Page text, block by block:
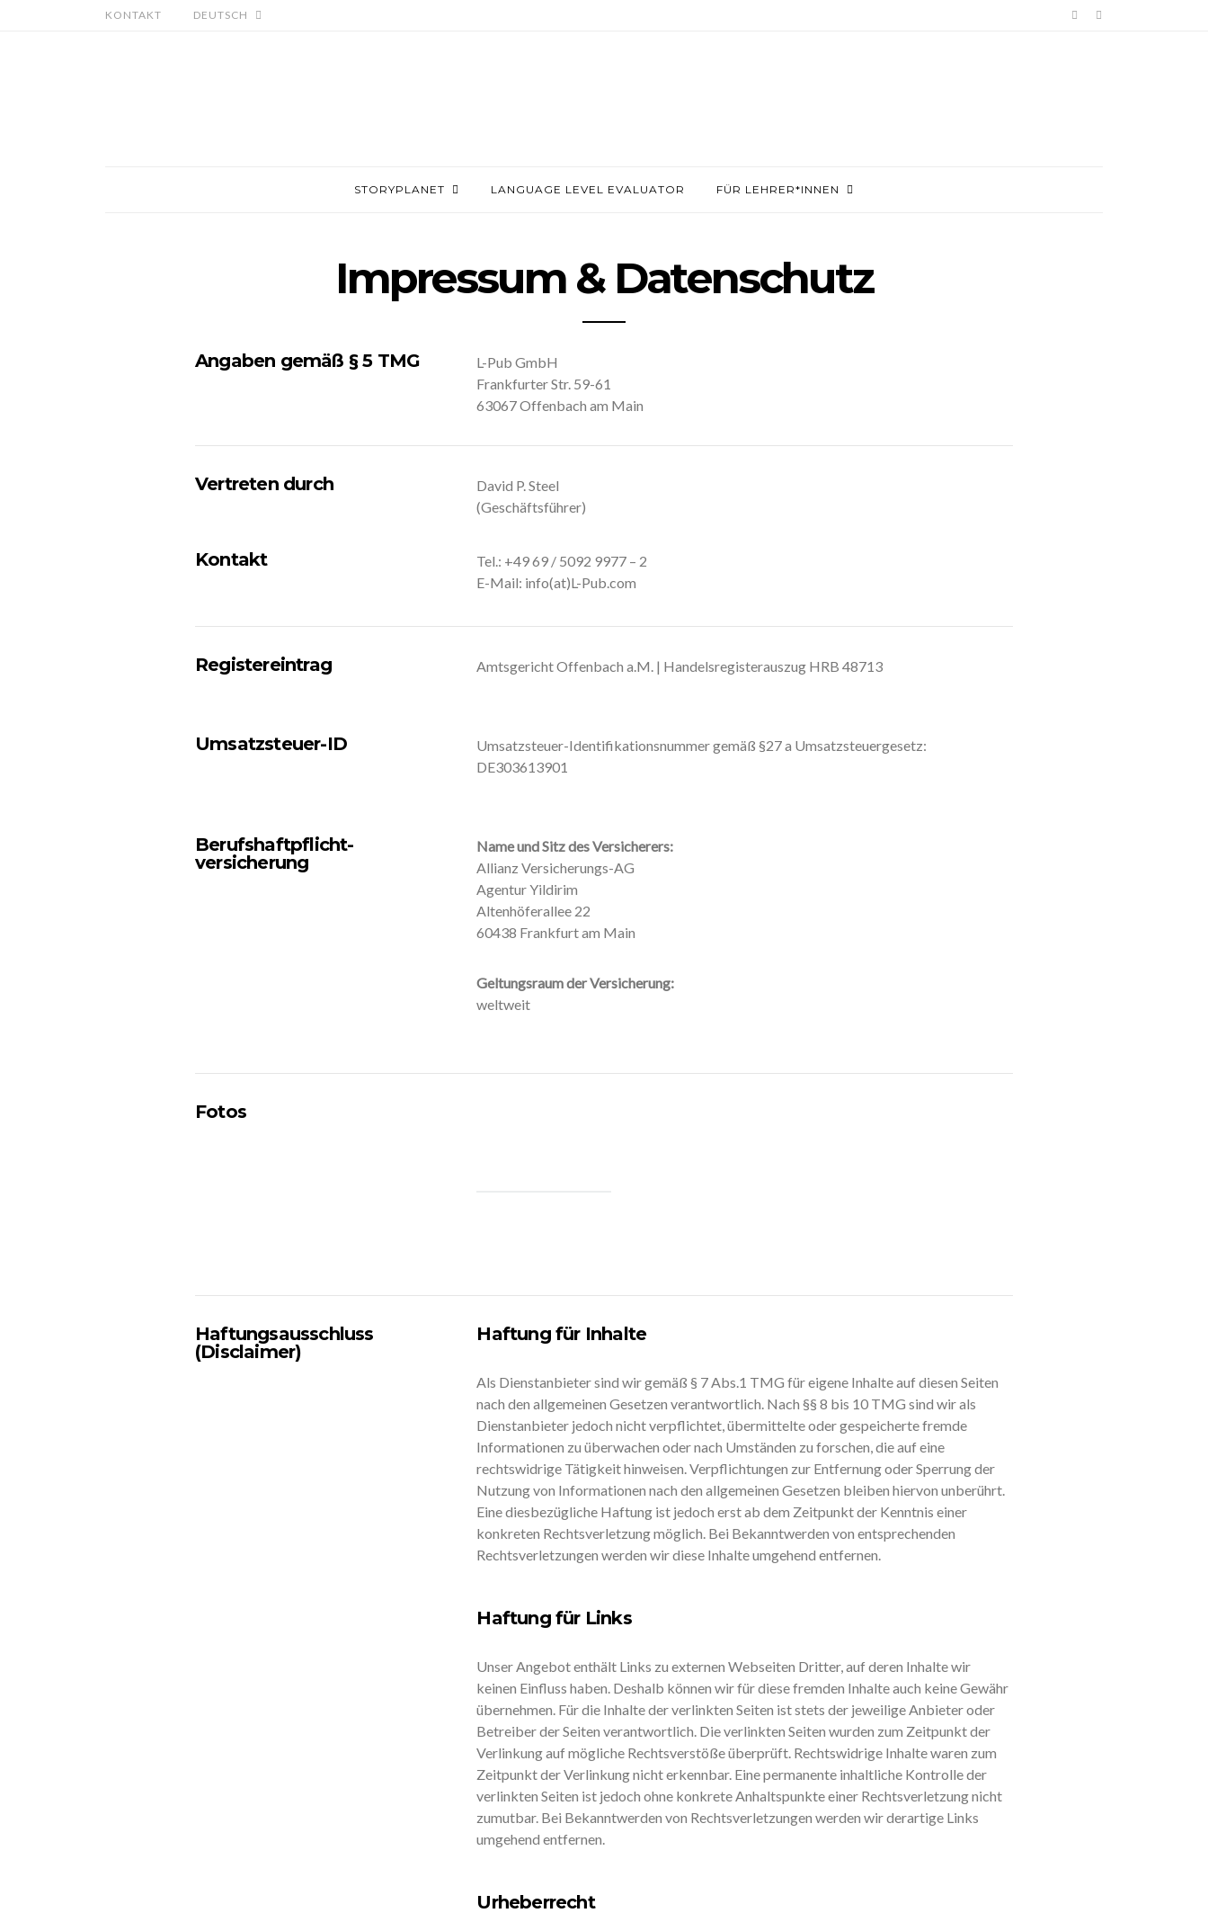
KONTAKT DEUTSCH
STORYPLANET LANGUAGE LEVEL EVALUATOR FÜR LEHRER*INNEN
Impressum & Datenschutz
Angaben gemäß § 5 TMG
L-Pub GmbH
Frankfurter Str. 59-61
63067 Offenbach am Main
Vertreten durch
David P. Steel
(Geschäftsführer)
Kontakt
Tel.: +49 69 / 5092 9977 – 2
E-Mail: info(at)L-Pub.com
Registereintrag Amtsgericht Offenbach a.M. | Handelsregisterauszug HRB 48713
Umsatzsteuer-ID
Umsatzsteuer-Identifikationsnummer gemäß §27 a Umsatzsteuergesetz:
DE303613901
Berufshaftpflicht-
versicherung
Name und Sitz des Versicherers:
Allianz Versicherungs-AG
Agentur Yildirim
Altenhöferallee 22
60438 Frankfurt am Main
Geltungsraum der Versicherung:
weltweit
Fotos
Haftungsausschluss
(Disclaimer)
Haftung für Inhalte
Als Dienstanbieter sind wir gemäß § 7 Abs.1 TMG für eigene Inhalte auf diesen Seiten
nach den allgemeinen Gesetzen verantwortlich. Nach §§ 8 bis 10 TMG sind wir als
Dienstanbieter jedoch nicht verpflichtet, übermittelte oder gespeicherte fremde
Informationen zu überwachen oder nach Umständen zu forschen, die auf eine
rechtswidrige Tätigkeit hinweisen. Verpflichtungen zur Entfernung oder Sperrung der
Nutzung von Informationen nach den allgemeinen Gesetzen bleiben hiervon unberührt.
Eine diesbezügliche Haftung ist jedoch erst ab dem Zeitpunkt der Kenntnis einer
konkreten Rechtsverletzung möglich. Bei Bekanntwerden von entsprechenden
Rechtsverletzungen werden wir diese Inhalte umgehend entfernen.
Haftung für Links
Unser Angebot enthält Links zu externen Webseiten Dritter, auf deren Inhalte wir
keinen Einfluss haben. Deshalb können wir für diese fremden Inhalte auch keine Gewähr
übernehmen. Für die Inhalte der verlinkten Seiten ist stets der jeweilige Anbieter oder
Betreiber der Seiten verantwortlich. Die verlinkten Seiten wurden zum Zeitpunkt der
Verlinkung auf mögliche Rechtsverstöße überprüft. Rechtswidrige Inhalte waren zum
Zeitpunkt der Verlinkung nicht erkennbar. Eine permanente inhaltliche Kontrolle der
verlinkten Seiten ist jedoch ohne konkrete Anhaltspunkte einer Rechtsverletzung nicht
zumutbar. Bei Bekanntwerden von Rechtsverletzungen werden wir derartige Links
umgehend entfernen.
Urheberrecht